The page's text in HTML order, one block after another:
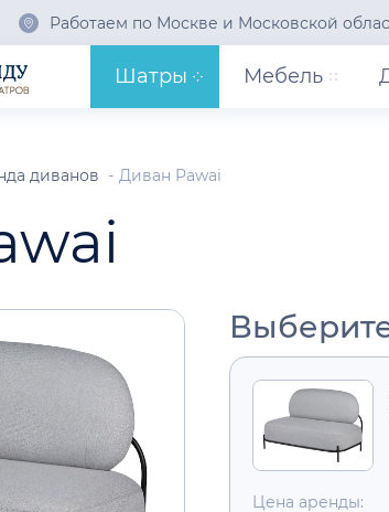
Работаем по Москве и Московской
Шатры Мебель
диванов Диван Pawai
Цена аренды: